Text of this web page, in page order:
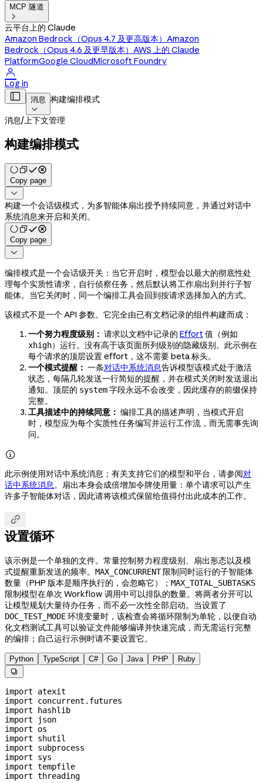
MCP 隧道

云平台上的 Claude
Amazon Bedrock（Opus 4.7 及更高版本） Amazon
Bedrock（Opus 4.6 及更早版本） AWS 上的 Claude
PlatformGoogle CloudMicrosoft Foundry

Log in
 消息

构建编排模式
消息/上下文管理
构建编排模式
Copy page

构建一个会话级模式，为多智能体扇出授予持续同意，并通过对话中
系统消息来开启和关闭。
Copy page

编排模式是一个会话级开关：当它开启时，模型会以最大的彻底性处
理每个实质性请求，自行侦察任务，然后默认将工作扇出到并行子智
能体。当它关闭时，同一个编排工具会回到按请求选择加入的方式。
该模式不是一个 API 参数。它完全由已有文档记录的组件构建而成：
一个努力程度级别： 请求以文档中记录的 Effort值（例如
xhigh）运行。没有高于该页面所列级别的隐藏级别。此示例在
每个请求的顶层设置 effort，这不需要 beta 标头。
一个模式提醒： 一条对话中系统消息告诉模型该模式处于激活
状态，每隔几轮发送一行简短的提醒，并在模式关闭时发送退出
通知。顶层的 system字段永远不会改变，因此缓存的前缀保持
完整。
工具描述中的持续同意： 编排工具的描述声明，当模式开启
时，模型应为每个实质性任务编写并运行工作流，而无需事先询
问。

此示例使用对话中系统消息；有关支持它们的模型和平台，请参阅对
话中系统消息。扇出本身会成倍增加令牌使用量：单个请求可以产生
许多子智能体对话，因此请将该模式保留给值得付出此成本的工作。

设置循环
该示例是一个单独的文件。常量控制努力程度级别、扇出形态以及模
式提醒重新发送的频率。 MAX_CONCURRENT限制同时运行的子智能体
数量（PHP 版本是顺序执行的，会忽略它）； MAX_TOTAL_SUBTASKS
限制模型在单次 Workflow 调用中可以排队的数量。将两者分开可以
让模型规划大量待办任务，而不必一次性全部启动。当设置了
DOC_TEST_MODE环境变量时，该检查会将循环限制为单轮，以便自动
化文档测试工具可以验证文件能够编译并快速完成，而无需运行完整
的编排；自己运行示例时请不要设置它。
Python TypeScript C# Go Java PHP Ruby

import atexit
import concurrent.futures
import hashlib
import json
import os
import shutil
import subprocess
import sys
import tempfile
import threading